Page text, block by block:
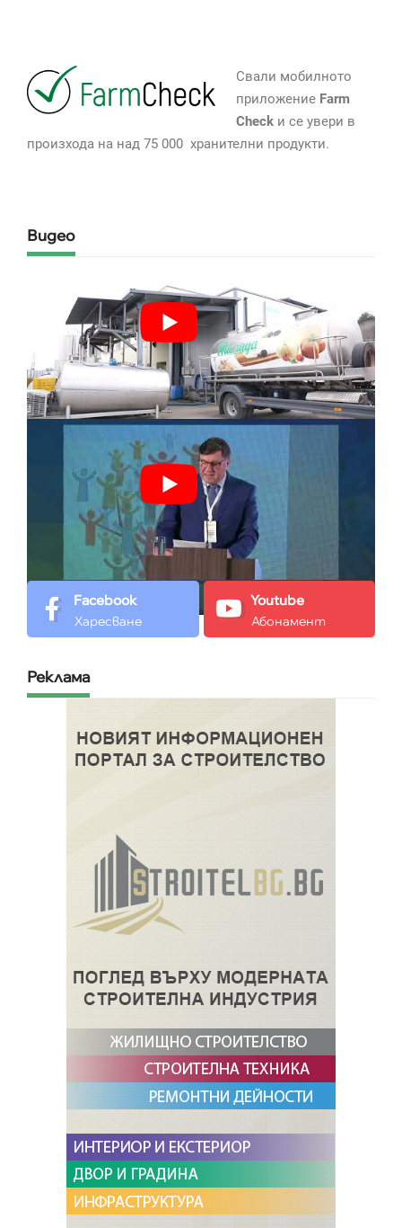
Свали мобилното
приложение Farm
Checkи се увери в
произхода на над 75 000 хранителни продукти.
Видео
Facebook
Харесване
Youtube
Абонамент
Реклама